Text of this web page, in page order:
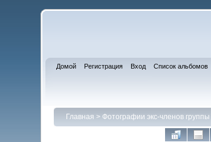
Домой Регистрация Вход Список альбомов
Главная > Фотографии экс-членов группы